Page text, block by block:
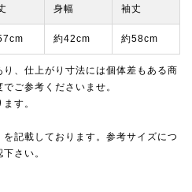
身幅 袖丈
約42cm 約58cm
、仕上がり寸法には個体差もある商
ご参考くださいませ。
す。
記載しております。参考サイズにつ
さい。